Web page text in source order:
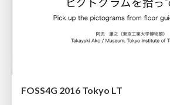
FOSS4G 2016 Tokyo LT